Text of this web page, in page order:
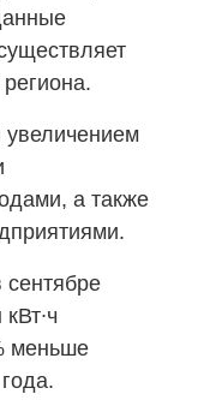
увеличением
а также
сентябре
меньше